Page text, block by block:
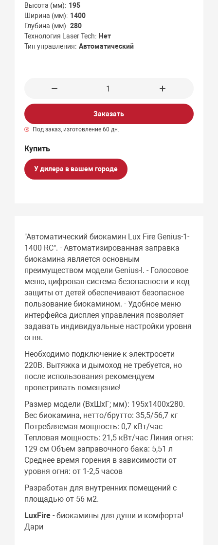
Высота (мм)
195
Ширина (мм)
1400
Глубина (мм) 280
Технология Laser Tech
Нет
Тип управления Автоматический
Заказать
Под заказ, изготовление 60 дн.
У дилера в вашем городе
"Автоматический биокамин Lux Fire Genius-1-
1400 RC". - Автоматизированная заправка
биокамина является основным
преимуществом модели Genius-I. - Голосовое
меню, цифровая система безопасности и код
защиты от детей обеспечивают безопасное
пользование биокамином. - Удобное меню
интерфейса дисплея управления позволяет
задавать индивидуальные настройки уровня
огня.
Необходимо подключение к электросети
220В. Вытяжка и дымоход не требуется, но
после использования рекомендуем
проветривать помещение!
Размер модели (ВхШхГ; мм): 195х1400х280.
Вес биокамина, нетто/брутто: 35,5/56,7 кг
Потребляемая мощность: 0,7 кВт/час
Тепловая мощность: 21,5 кВт/час Линия огня:
129 см Объем заправочного бака: 5,51 л
Среднее время горения в зависимости от
уровня огня: от 1-2,5 часов
Разработан для внутренних помещений с
площадью от 56 м2.
LuxFire - биокамины для души и комфорта!
Дари